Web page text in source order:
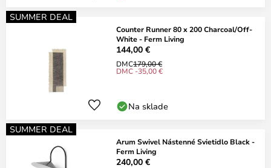
SUMMER DEAL
Counter Runner 80 x 200 Charcoal/Off-
White - Ferm Living
144,00 €
DMC179,00 €
DMC -35,00 €
Na sklade
SUMMER DEAL
Arum Swivel Nástenné Svietidlo Black -
Ferm Living
240,00 €